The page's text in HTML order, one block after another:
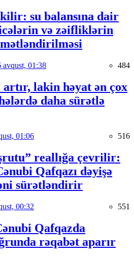
su balansına dair
və zəifliklərin
avqust, 01:38 484
lakin həyat ən çox
daha sürətlə
01:06 516
reallığa çevrilir:
Qafqazı dəyişə
sürətləndirir
00:32 551
Qafqazda
rəqabət aparır